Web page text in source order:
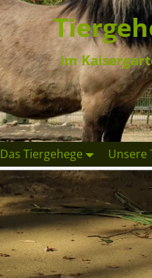
im
Das Tiergehege Unsere